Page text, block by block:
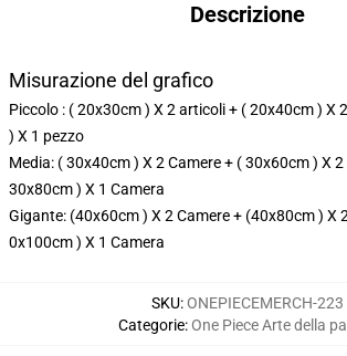
Descrizione
Misurazione del grafico
Piccolo : ( 20x30cm ) X 2 articoli + ( 20x40cm ) X
) X 1 pezzo
Media: ( 30x40cm ) X 2 Camere + ( 30x60cm ) X 2
30x80cm ) X 1 Camera
Gigante: (40x60cm ) X 2 Camere + (40x80cm ) X
0x100cm ) X 1 Camera
SKU:ONEPIECEMERCH-223
Categorie:One Piece Arte della